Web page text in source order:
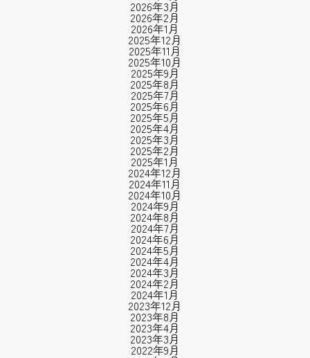
2026年3月
2026年2月
2026年1月
2025年12月
2025年11月
2025年10月
2025年9月
2025年8月
2025年7月
2025年6月
2025年5月
2025年4月
2025年3月
2025年2月
2025年1月
2024年12月
2024年11月
2024年10月
2024年9月
2024年8月
2024年7月
2024年6月
2024年5月
2024年4月
2024年3月
2024年2月
2024年1月
2023年12月
2023年8月
2023年4月
2023年3月
2022年9月